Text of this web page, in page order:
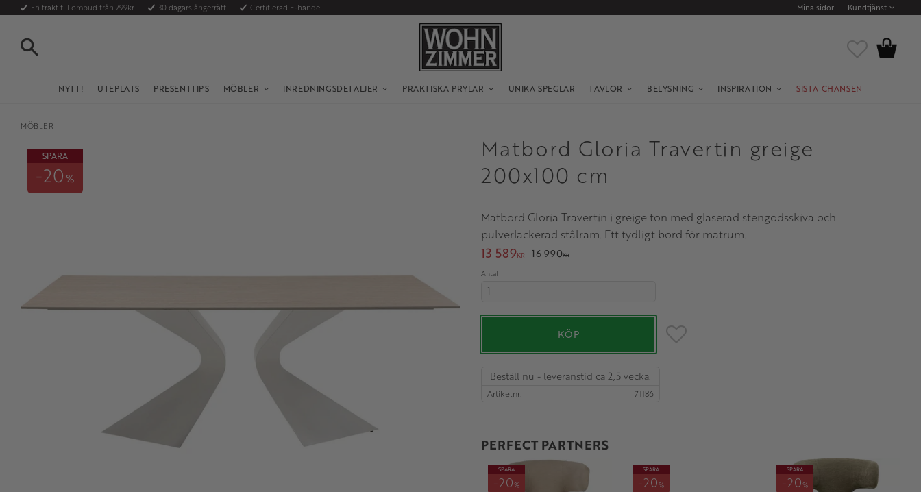
Fri frakt till ombud från 799kr 30 dagars ångerrätt Certifierad E-handel Mina sidor Kundtjänst
NYTT! UTEPLATS PRESENTTIPS MÖBLER INREDNINGSDETALJER PRAKTISKA PRYLAR UNIKA SPEGLAR TAVLOR BELYSNING INSPIRATION SISTA CHANSEN
Favoriter
Kundvagn
MÖBLER
Matbord Gloria Travertin greige
200x100 cm
Matbord Gloria Travertin i greige ton med glaserad stengodsskiva och
pulverlackerad stålram. Ett tydligt bord för matrum.
SPARA
20 %
Nedsatt pris:
13 589KR Ordinarie pris:
16 990KR
Antal
KÖP Lägg till i favoriter
Beställ nu - leveranstid ca 2,5 vecka.
Artikelnr 71186
PERFECT PARTNERS
SPARA
20%
SPARA
20%
SPARA
20%